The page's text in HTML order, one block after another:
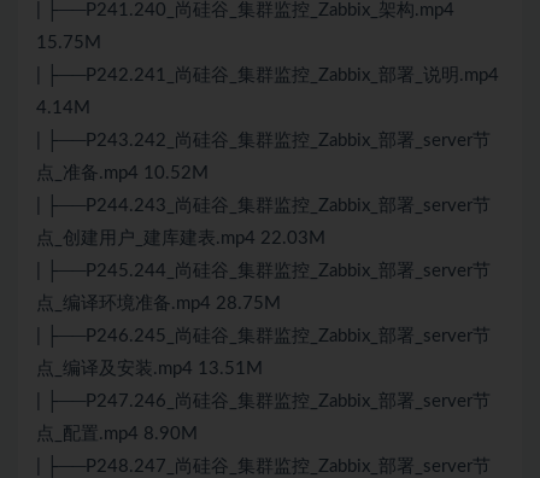
| ├──P241.240_尚硅谷_集群监控_Zabbix_架构.mp4
15.75M
| ├──P242.241_尚硅谷_集群监控_Zabbix_部署_说明.mp4
4.14M
| ├──P243.242_尚硅谷_集群监控_Zabbix_部署_server节
点_准备.mp4 10.52M
| ├──P244.243_尚硅谷_集群监控_Zabbix_部署_server节
点_创建用户_建库建表.mp4 22.03M
| ├──P245.244_尚硅谷_集群监控_Zabbix_部署_server节
点_编译环境准备.mp4 28.75M
| ├──P246.245_尚硅谷_集群监控_Zabbix_部署_server节
点_编译及安装.mp4 13.51M
| ├──P247.246_尚硅谷_集群监控_Zabbix_部署_server节
点_配置.mp4 8.90M
| ├──P248.247_尚硅谷_集群监控_Zabbix_部署_server节